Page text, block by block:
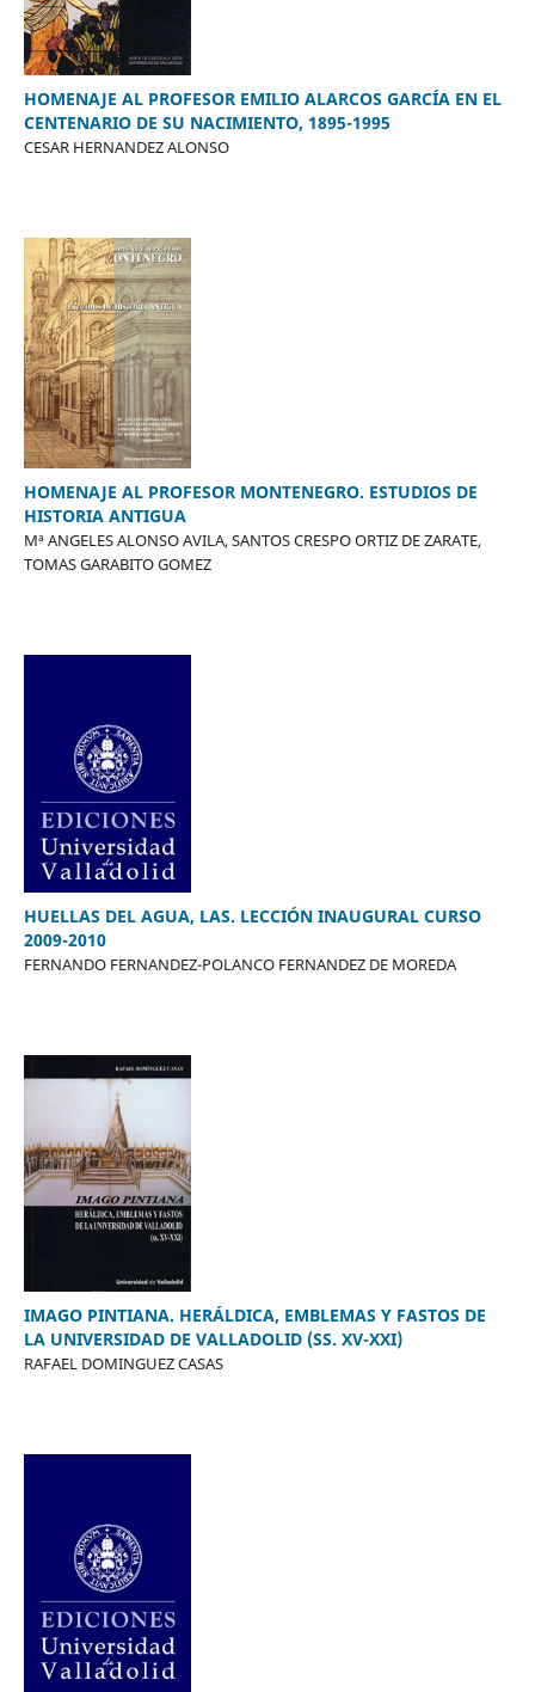
HOMENAJE AL PROFESOR EMILIO ALARCOS GARCÍA EN EL
CENTENARIO DE SU NACIMIENTO, 1895-1995
CESAR HERNANDEZ ALONSO
HOMENAJE AL PROFESOR MONTENEGRO. ESTUDIOS DE
HISTORIA ANTIGUA
Mª ANGELES ALONSO AVILA, SANTOS CRESPO ORTIZ DE ZARATE,
TOMAS GARABITO GOMEZ
HUELLAS DEL AGUA, LAS. LECCIÓN INAUGURAL CURSO
2009-2010
FERNANDO FERNANDEZ-POLANCO FERNANDEZ DE MOREDA
IMAGO PINTIANA. HERÁLDICA, EMBLEMAS Y FASTOS DE
LA UNIVERSIDAD DE VALLADOLID (SS. XV-XXI)
RAFAEL DOMINGUEZ CASAS